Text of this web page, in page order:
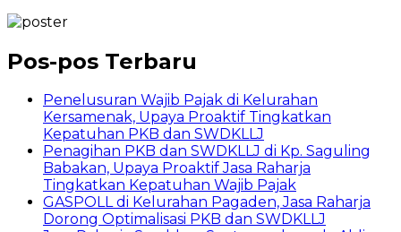
Pos-pos Terbaru
Penelusuran Wajib Pajak di Kelurahan
Kersamenak, Upaya Proaktif Tingkatkan
Kepatuhan PKB dan SWDKLLJ
Penagihan PKB dan SWDKLLJ di Kp. Saguling
Babakan, Upaya Proaktif Jasa Raharja
Tingkatkan Kepatuhan Wajib Pajak
GASPOLL di Kelurahan Pagaden, Jasa Raharja
Dorong Optimalisasi PKB dan SWDKLLJ